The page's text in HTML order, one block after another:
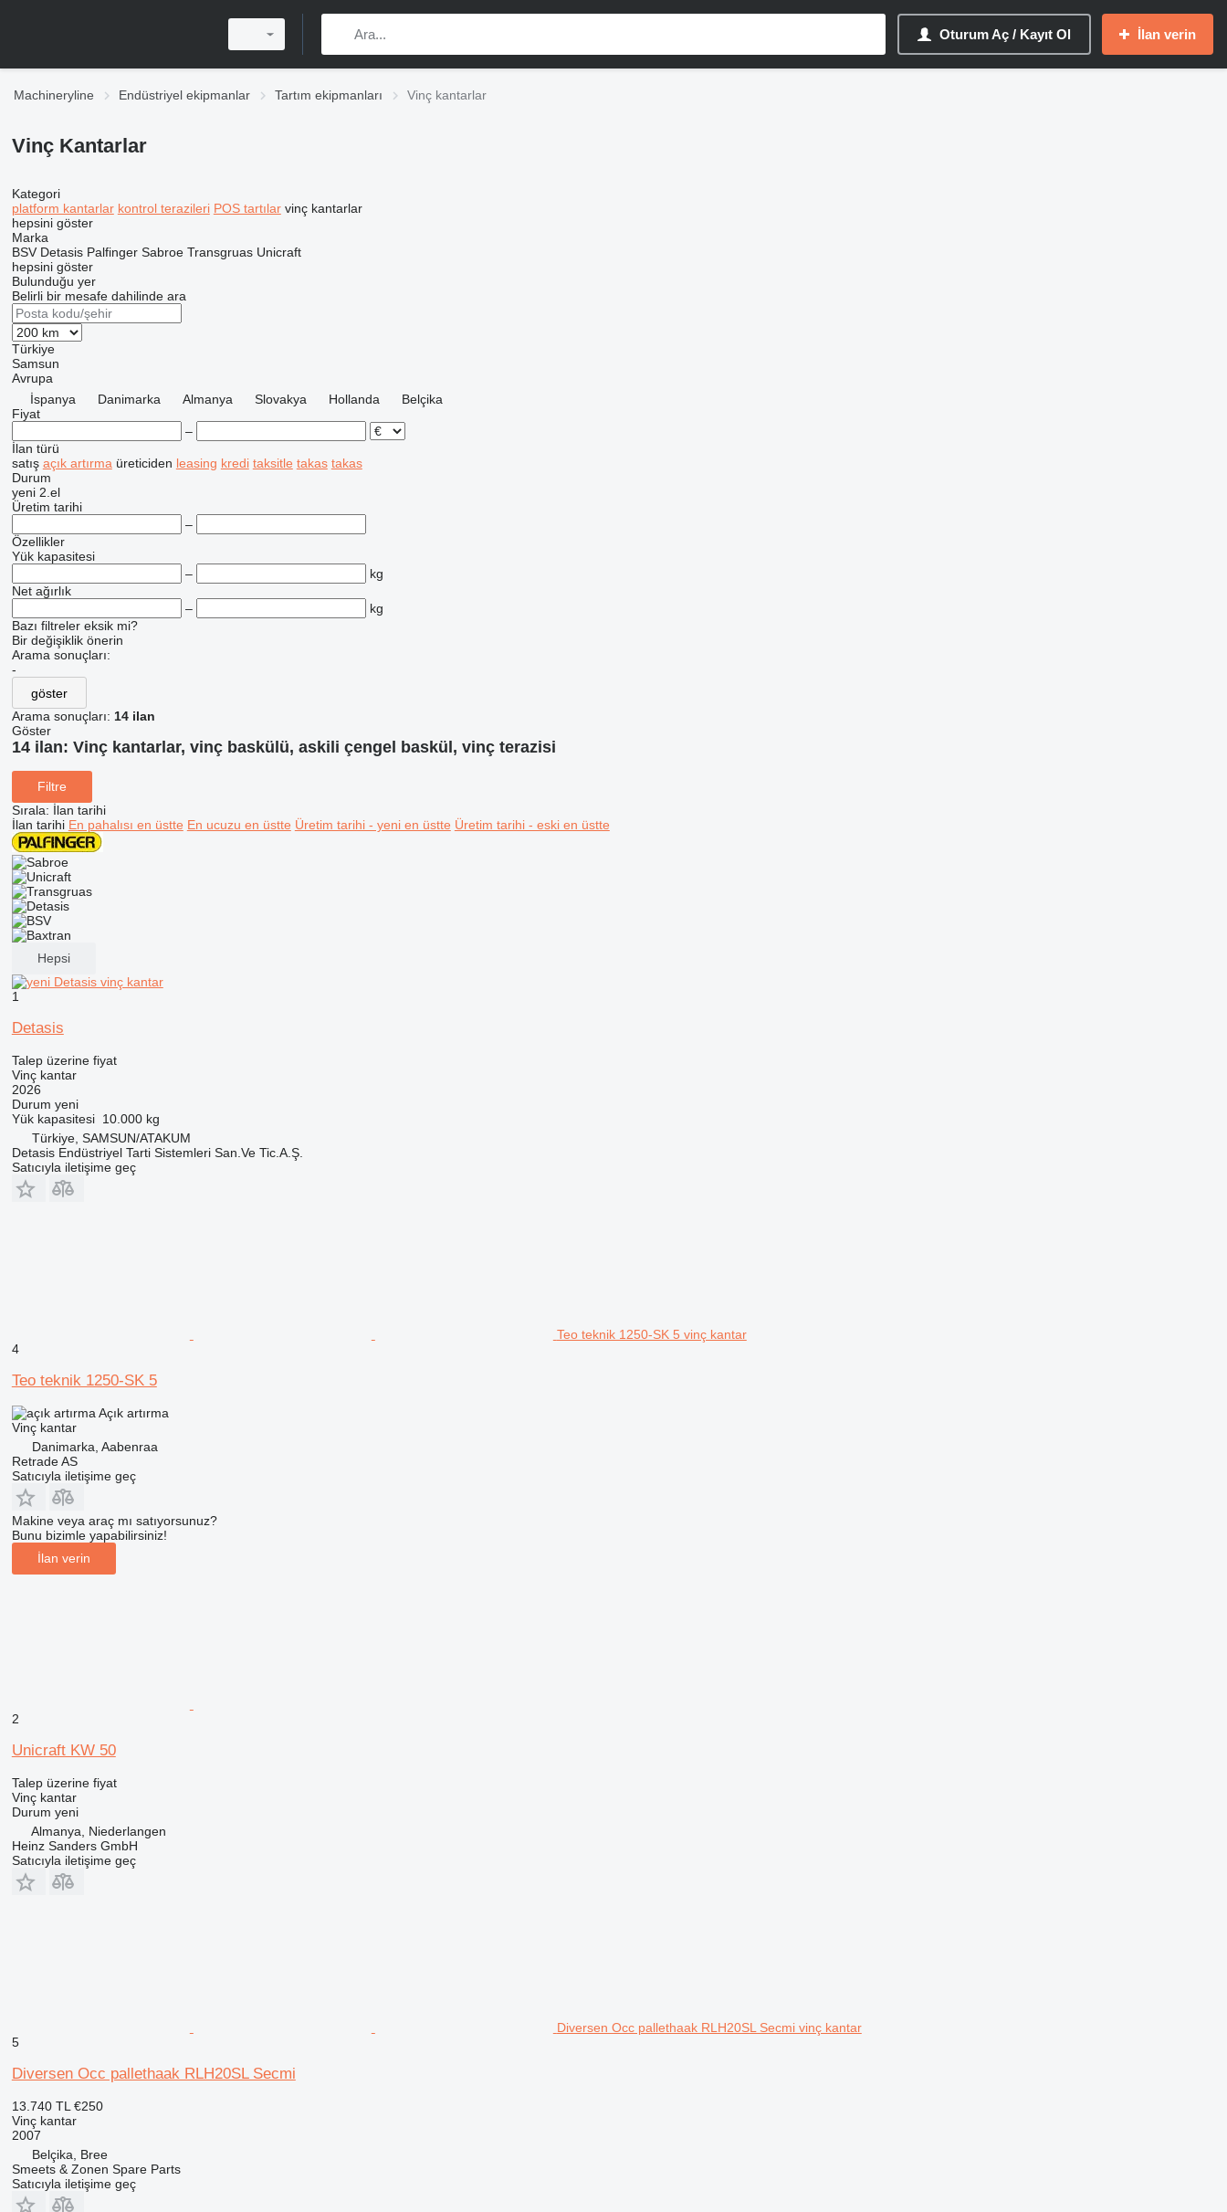
Oturum Aç / Kayıt Ol İlan verin
Machineryline Endüstriyel ekipmanlar Tartım ekipmanları Vinç kantarlar
Vinç Kantarlar
Kategori
platform kantarlar kontrol terazileri POS tartılar vinç kantarlar
hepsini göster
Marka
BSV Detasis Palfinger Sabroe Transgruas Unicraft
hepsini göster
Bulunduğu yer
Belirli bir mesafe dahilinde ara
Türkiye
Samsun
Avrupa
İspanya
Danimarka Almanya Slovakya Hollanda
Belçika
Fiyat
–
İlan türü
satış açık artırma üreticiden leasing kredi taksitle takas takas
Durum
yeni 2.el
Üretim tarihi
–
Özellikler
Yük kapasitesi
–
kg
Net ağırlık
–
kg
Bazı filtreler eksik mi?
Bir değişiklik önerin
Arama sonuçları:
-
göster
Arama sonuçları: 14 ilan
Göster
14 ilan: Vinç kantarlar, vinç baskülü, askili çengel baskül, vinç terazisi
Filtre
Sırala: İlan tarihi
İlan tarihi En pahalısı en üstte En ucuzu en üstte Üretim tarihi - yeni en üstte Üretim tarihi - eski en üstte
Hepsi
1
Detasis
Talep üzerine fiyat
Vinç kantar
2026
Durum yeni
Yük kapasitesi 10.000 kg
Türkiye, SAMSUN/ATAKUM
Detasis Endüstriyel Tarti Sistemleri San.Ve Tic.A.Ş.
Satıcıyla iletişime geç
Teo teknik 1250-SK 5 vinç kantar
4
Teo teknik 1250-SK 5
Açık artırma
Vinç kantar
Danimarka, Aabenraa
Retrade AS
Satıcıyla iletişime geç
Makine veya araç mı satıyorsunuz?
Bunu bizimle yapabilirsiniz!
İlan verin
2
Unicraft KW 50
Talep üzerine fiyat
Vinç kantar
Durum yeni
Almanya, Niederlangen
Heinz Sanders GmbH
Satıcıyla iletişime geç
Diversen Occ pallethaak RLH20SL Secmi vinç kantar
5
Diversen Occ pallethaak RLH20SL Secmi
13.740 TL €250
Vinç kantar
2007
Belçika, Bree
Smeets & Zonen Spare Parts
Satıcıyla iletişime geç